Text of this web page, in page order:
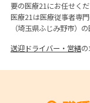
要の医療21にお任せくだ
医療21は医療従事者専
（埼玉県ふじみ野市）
送迎ドライバー・営繕の